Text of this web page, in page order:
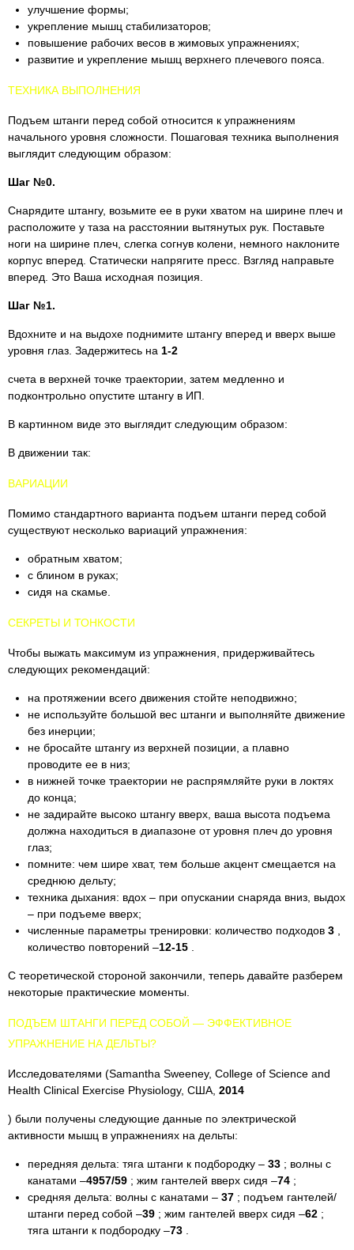
улучшение формы;
укрепление мышц стабилизаторов;
повышение рабочих весов в жимовых упражнениях;
развитие и укрепление мышц верхнего плечевого пояса.
ТЕХНИКА ВЫПОЛНЕНИЯ
Подъем штанги перед собой относится к упражнениям
начального уровня сложности. Пошаговая техника выполнения
выглядит следующим образом:
Шаг №0.
Снарядите штангу, возьмите ее в руки хватом на ширине плеч и
расположите у таза на расстоянии вытянутых рук. Поставьте
ноги на ширине плеч, слегка согнув колени, немного наклоните
корпус вперед. Статически напрягите пресс. Взгляд направьте
вперед. Это Ваша исходная позиция.
Шаг №1.
Вдохните и на выдохе поднимите штангу вперед и вверх выше
уровня глаз. Задержитесь на 1-2
счета в верхней точке траектории, затем медленно и
подконтрольно опустите штангу в ИП.
В картинном виде это выглядит следующим образом:
В движении так:
ВАРИАЦИИ
Помимо стандартного варианта подъем штанги перед собой
существуют несколько вариаций упражнения:
обратным хватом;
с блином в руках;
сидя на скамье.
СЕКРЕТЫ И ТОНКОСТИ
Чтобы выжать максимум из упражнения, придерживайтесь
следующих рекомендаций:
на протяжении всего движения стойте неподвижно;
не используйте большой вес штанги и выполняйте движение
без инерции;
не бросайте штангу из верхней позиции, а плавно
проводите ее в низ;
в нижней точке траектории не распрямляйте руки в локтях
до конца;
не задирайте высоко штангу вверх, ваша высота подъема
должна находиться в диапазоне от уровня плеч до уровня
глаз;
помните: чем шире хват, тем больше акцент смещается на
среднюю дельту;
техника дыхания: вдох – при опускании снаряда вниз, выдох
– при подъеме вверх;
численные параметры тренировки: количество подходов 3
количество повторений –12-15
С теоретической стороной закончили, теперь давайте разберем
некоторые практические моменты.
ПОДЪЕМ ШТАНГИ ПЕРЕД СОБОЙ — ЭФФЕКТИВНОЕ
УПРАЖНЕНИЕ НА ДЕЛЬТЫ?
Исследователями (Samantha Sweeney, College of Science and
Health Clinical Exercise Physiology, США, 2014
) были получены следующие данные по электрической
активности мышц в упражнениях на дельты:
передняя дельта: тяга штанги к подбородку – 33 ; волны с
канатами –4957/59 ; жим гантелей вверх сидя –74 ;
средняя дельта: волны с канатами – 37 ; подъем гантелей/
штанги перед собой –39 ; жим гантелей вверх сидя –62 ;
тяга штанги к подбородку –73